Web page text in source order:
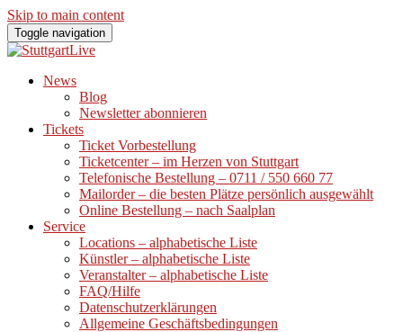
Skip to main content
Toggle navigation
News
Blog
Newsletter abonnieren
Tickets
Ticket Vorbestellung
Ticketcenter – im Herzen von Stuttgart
Telefonische Bestellung – 0711 / 550 660 77
Mailorder – die besten Plätze persönlich ausgewählt
Online Bestellung – nach Saalplan
Service
Locations – alphabetische Liste
Künstler – alphabetische Liste
Veranstalter – alphabetische Liste
FAQ/Hilfe
Datenschutzerklärungen
Allgemeine Geschäftsbedingungen